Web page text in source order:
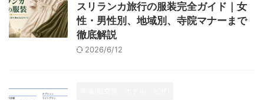
スリランカ旅行の服装完全ガイド｜女
性・男性別、地域別、寺院マナーまで
徹底解説
2026/6/12